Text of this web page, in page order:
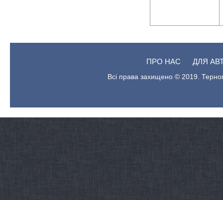
ПРО НАС ДЛЯ
Всі права захищено © 2019.